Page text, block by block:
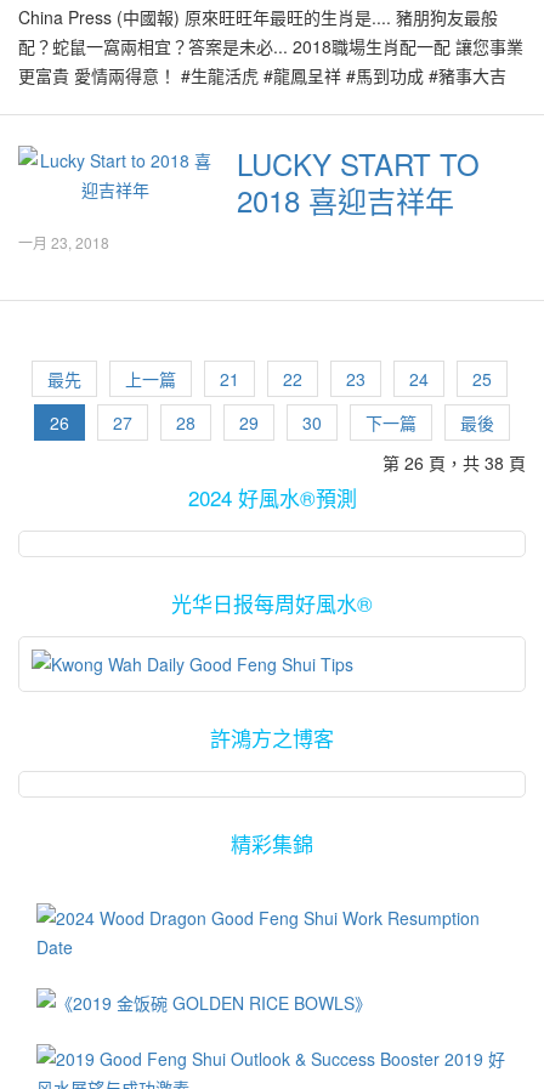
风好水的怡保城市也连续几次被世界著名媒体列为全世界其中一个
最适合居住的好地方!整体来说位于亚洲大陆最南端的马来西亚，特
别是怡保附近地区必定在此9运火龙开始活力四射的期间里展现其吉
导或帮助下，在怡保觅得风水良好的地段置业，无论是自己居住或
将祖先迁移至带有好风水的地段，必能为自己以及家族人员，得到
即将来临的9运火龙之旺盛风水吉气的荫护，事事顺心，旺财、丁、
贵气。 尤其是一些新的商店大楼、房屋以及阴宅福地发展地区，如
多吉气，护荫当代并在其人生中有良好的发展，以及产生优良的后
有环山围绕、有山丘起伏的地区，并有来自中央山脉之“回龙转身护
守”的地段，有利吉气聚集。尤其是在风水9运期间、南方火龙之气
被激发的期间，如果能够居住在那里，或者将祖先迁移到真正的福
地、或为自己建造生基等，都能为自己以及家族人员带来福气，在
力，在人生的路程里一帆风顺。 Source:
http://www.kwongwah.com.my/?p=533953
津乐道的有趣风水个案吧？！ 家居外墙避免黑灰色 无论是居家或商
业大楼，其外观颜色的选择是非常重要的。近年里有不少新的建筑
物或重新修建的房子，可能是为了标新立异或让人感到“很酷”的感
的外墙，由远处了望当然是特别引人注目，但是却总是会让人有即
负面的感觉，因此难以吸引比较优良的“贵客”来购买或租用，长远来
说对物业投资者是极为不利的。 尤其是家居的风水，房子的外墙必
须避免使用过度的黑色或灰色，以免阴气过重，长远来说会带来健
多数的建筑物或房子的外墙多使用白色或比较冷系列的漆料颜色，
沉闷。 红色的外墙不被建议使用因为火气过强，对大厦或房子里的
租户或住户不利。蓝色的外墙其实也不太受欢迎，这是因为蓝色属
水，过冷的颜色系列看起缺乏生气，有人说看起来像是警察局或医
院的颜色感觉！ 在每一项房子或商业大楼的设计过程里，无论是整
体外观或室内的空间设计都必须注重阴阳平衡之道，外观的感觉不
可过于激烈或沉闷，以免带来一系列的长远不利影响。 Link:
http://www.kwongwah.com.my/?p=524178/建筑设计影响心理及生
事化小、小事化無，避免影響多年的感情。” 結婚、生子：蛇 + 牛；
虎 + 豬 爭執、攤牌：兔 +…
China Press (中國報) 原來旺旺年最旺的生肖是.... 豬朋狗友最般
配？蛇鼠一窩兩相宜？答案是未必... 2018職場生肖配一配 讓您事業
更富貴 愛情兩得意！ #生龍活虎 #龍鳳呈祥 #馬到功成 #豬事大吉
Nirvana Asia 富貴集團 【2018年生肖配一配】 2018戊戌年是狗
年，在這個“旺旺年”，大家都希望能在事業財運等各方面順風順水，
無往不利！ 風水大師許鴻方特別為大家分析2018年運程，從事業、
人緣、感情到財運，提供全面貼士，根據個人生肖，配對相合的生
也為相衝的生肖提供應對方法。 快來了解2018年職場生肖配一配，
Hoo regarding relationships between the different Chinese zodiac
signs! Find out the best relationships to nurture this upcoming
new year! Share with your friends!
https://www.facebook.com/NirvanaAsiaLtd/videos/
LUCKY START TO
2018 喜迎吉祥年
一月 23, 2018
最先 上一篇 21 22 23 24
25
26
27 28 29 30 下一篇
最後
第 26 頁，共 38 頁
2024 好風水®預測
光华日报每周好風水®
許鴻方之博客
精彩集錦